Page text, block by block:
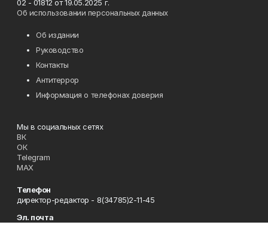
02 - 01812 от 19.05.2025 г.
Об использовании персональных данных
Об издании
Руководство
Контакты
Антитеррор
Информация о телефонах доверия
Мы в социальных сетях
ВК
ОК
Telegram
MAX
Телефон
директор-редактор - 8(34785)2-11-45
Эл. почта